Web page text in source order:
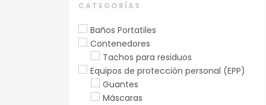
CATEGORÍAS
Baños Portatiles
Contenedores
Tachos para residuos
Equipos de protección personal (EPP)
Guantes
Máscaras